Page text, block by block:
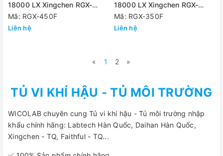
18000 LX Xingchen RGX-
450F | 450 Lít
Mã: RGX-450F
Liên hệ
18000 LX Xingchen RGX-
350F | 350 Lít
Mã: RGX-350F
Liên hệ
« 1 2 »
TỦ VI KHÍ HẬU - TỦ MÔI TRƯỜNG
WICOLAB chuyên cung Tủ vi khí hậu - Tủ môi trường nhập
khẩu chính hãng: Labtech Hàn Quốc, Daihan Hàn Quốc,
Xingchen - TQ, Faithful - TQ...